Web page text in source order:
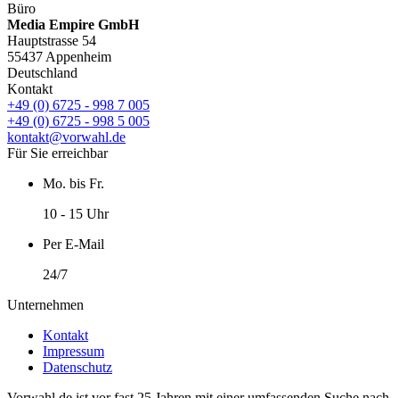
Büro
Media Empire GmbH
Hauptstrasse 54
55437 Appenheim
Deutschland
Kontakt
+49 (0) 6725 - 998 7 005
+49 (0) 6725 - 998 5 005
kontakt@vorwahl.de
Für Sie erreichbar
Mo. bis Fr.
10 - 15 Uhr
Per E-Mail
24/7
Unternehmen
Kontakt
Impressum
Datenschutz